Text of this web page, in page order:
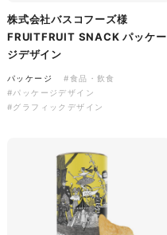
んぬいぐるみ
イラスト・キャラクター
株式会社バスコフーズ様
FRUITFRUIT SNACK パッケー
ジデザイン
パッケージ
#食品・飲食
#パッケージデザイン
#グラフィックデザイン